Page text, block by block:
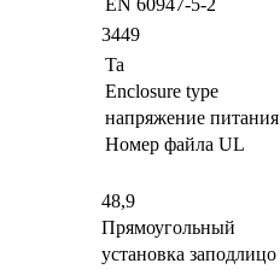
3449
Ta
Enclosure type
напряжение питания
Номер файла UL
48,9
Прямоугольный
установка заподлицо